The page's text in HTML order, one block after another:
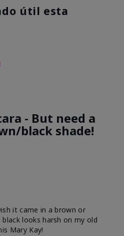
útil esta
- But need a
black shade!
it came in a brown or
looks harsh on my old
Mary Kay!